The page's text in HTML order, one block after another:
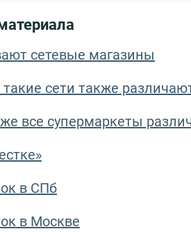
сетевые магазины
такие сети также
все супермаркеты
в СПб
в Москве